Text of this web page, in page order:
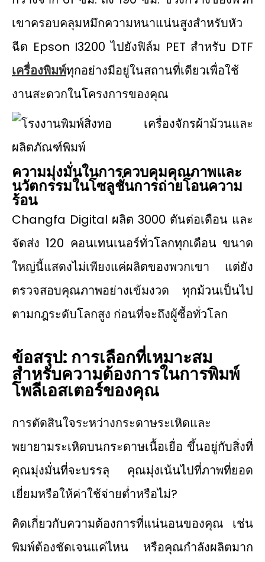
เขาครอบคลุมหมึกความหนาแน่นสูงสำหรับหัว
ฉีด Epson I3200 ไปยังฟิล์ม PET สำหรับ DTF
เครื่องพิมพ์ทุกอย่างมีอยู่ในสถานที่เดียวเพื่อใช้
งานสะดวกในโครงการของคุณ
ความมุ่งมั่นในการควบคุมคุณภาพและ
นวัตกรรมในโซลูชั่นการถ่ายโอนความ
ร้อน
Changfa Digital ผลิต 3000 ตันต่อเดือน และ
จัดส่ง 120 คอนเทนเนอร์ทั่วโลกทุกเดือน ขนาด
ใหญ่นี้แสดงไม่เพียงแค่ผลิตของพวกเขา แต่ยัง
ตรวจสอบคุณภาพอย่างเข้มงวด ทุกม้วนเป็นไป
ตามกฎระดับโลกสูง ก่อนที่จะถึงผู้ซื้อทั่วโลก
ข้อสรุป: การเลือกที่เหมาะสม
สำหรับความต้องการในการพิมพ์
โพลีเอสเตอร์ของคุณ
การตัดสินใจระหว่างกระดาษระเหิดและ
พยายามระเหิดบนกระดาษเนื้อเยื่อ ขึ้นอยู่กับสิ่งที่
คุณมุ่งมั่นที่จะบรรลุ คุณมุ่งเน้นไปที่ภาพที่ยอด
เยี่ยมหรือให้ค่าใช้จ่ายต่ำหรือไม่?
คิดเกี่ยวกับความต้องการที่แน่นอนของคุณ เช่น
พิมพ์ต้องชัดเจนแค่ไหน หรือคุณกำลังผลิตมาก